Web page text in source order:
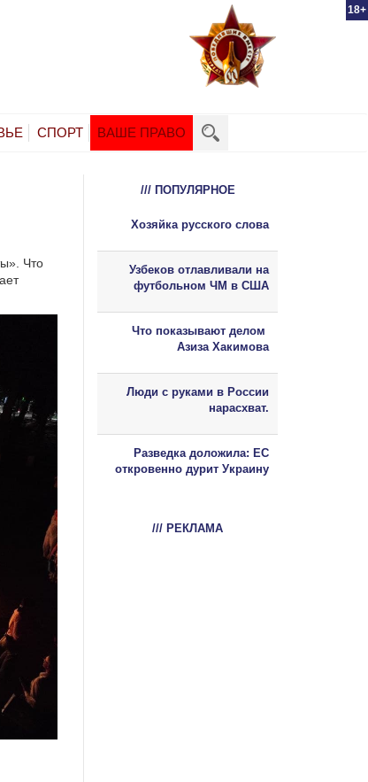
18+
СПОРТ ВАШЕ ПРАВО
Что
/// ПОПУЛЯРНОЕ
Хозяйка русского слова
Узбеков отлавливали на
футбольном ЧМ в США
Что показывают делом
Азиза Хакимова
Люди с руками в России
нарасхват.
Разведка доложила: ЕС
откровенно дурит Украину
/// РЕКЛАМА